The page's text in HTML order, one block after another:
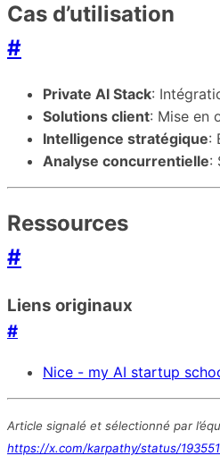
Cas d’utilisation
#
Private AI Stack:
Solutions client: Mise en
Intelligence stratégique:
Analyse concurrentielle:
Ressources
#
Liens originaux
#
Nice - my AI startup
Article signalé et sélectionné par
https://x.com/karpathy/status/